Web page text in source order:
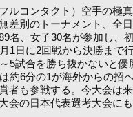
ルコンタクト）空手の極
差別のトーナメント、全
名、女子30名が参加し、
1日に2回戦から決勝まで
5試合を勝ち抜かないと優
約6分の1が海外からの招へ
者も参戦する。今大会は
会の日本代表選考大会にも